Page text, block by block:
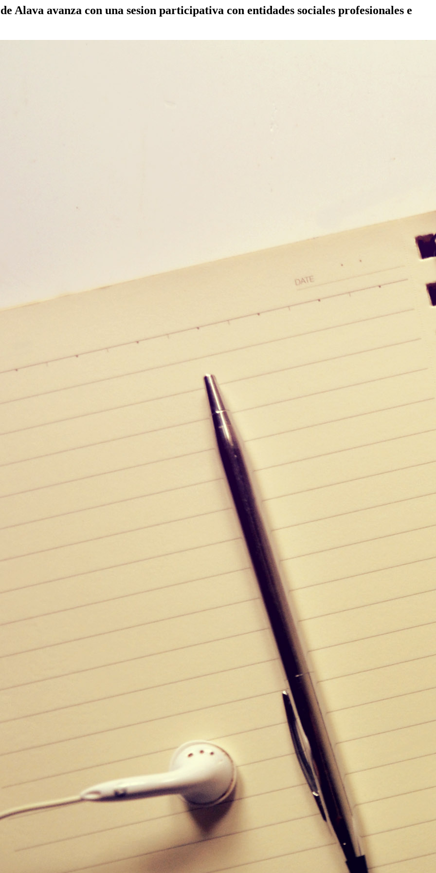
Alava avanza con una sesion participativa con entidades sociales profesionales e